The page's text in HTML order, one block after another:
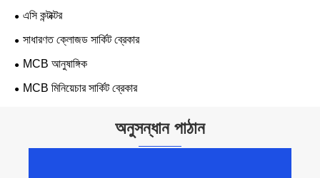
এসি কন্টাক্টর
সাধারণত ক্লোজড সার্কিট ব্রেকার
MCB আনুষাঙ্গিক
MCB মিনিয়েচার সার্কিট ব্রেকার
অনুসন্ধান পাঠান